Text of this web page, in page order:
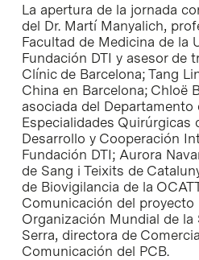
La apertura de la jornada
del Dr. Martí Manyalich,
Facultad de Medicina de la
Fundación DTI y asesor de
Clínic de Barcelona; Tang
China en Barcelona; Chloë
asociada del Departamento
Especialidades Quirúrgicas
Desarrollo y Cooperación
Fundación DTI; Aurora
de Sang i Teixits de
de Biovigilancia de la
Comunicación del proyecto
Organización Mundial de la
Serra, directora de
Comunicación del PCB.